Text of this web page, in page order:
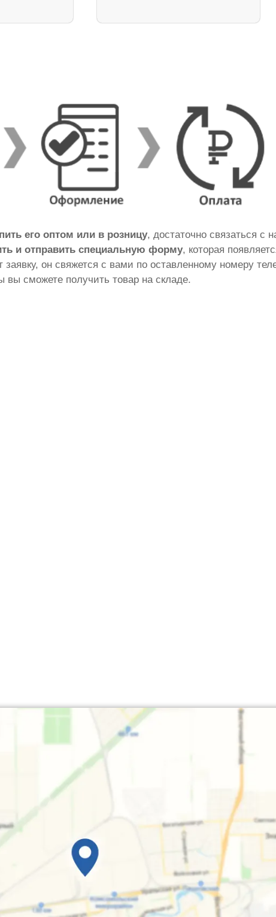
его оптом или в розницу, достаточно связаться с
и отправить специальную форму, которая
он свяжется с вами по оставленному номеру
сможете получить товар на складе.